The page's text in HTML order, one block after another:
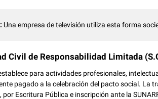
Una empresa de televisión utiliza esta forma
Civil de Responsabilidad Limitada
para actividades profesionales,
pagado a la celebración del pacto social. La
por Escritura Pública e inscripción ante la